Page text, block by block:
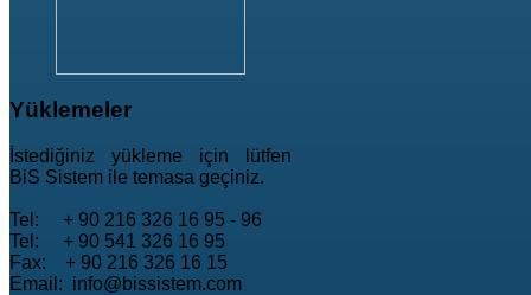
Yüklemeler
İstediğiniz yükleme için lütfen
BiS Sistem ile temasa geçiniz.
Tel: + 90 216 326 16 95 - 96
Tel: + 90 541 326 16 95
Fax: + 90 216 326 16 15
Email: info@bissistem.com